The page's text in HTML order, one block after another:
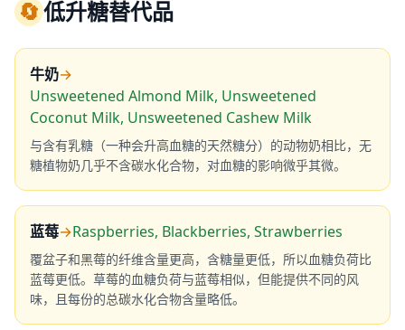
🔄低升糖替代品
牛奶→
Unsweetened Almond Milk, Unsweetened
Coconut Milk, Unsweetened Cashew Milk
与含有乳糖（一种会升高血糖的天然糖分）的动物奶相比，无
糖植物奶几乎不含碳水化合物，对血糖的影响微乎其微。
蓝莓→Raspberries, Blackberries, Strawberries
覆盆子和黑莓的纤维含量更高，含糖量更低，所以血糖负荷比
蓝莓更低。草莓的血糖负荷与蓝莓相似，但能提供不同的风
味，且每份的总碳水化合物含量略低。